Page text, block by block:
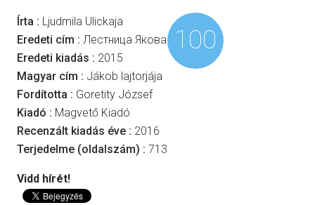
Írta : Ljudmila Ulickaja
Eredeti cím : Лестница Якова
Eredeti kiadás : 2015
Magyar cím : Jákob lajtorjája
Fordította : Goretity József
Kiadó : Magvető Kiadó
Recenzált kiadás éve : 2016
Terjedelme (oldalszám) : 713
100
Vidd hírét!